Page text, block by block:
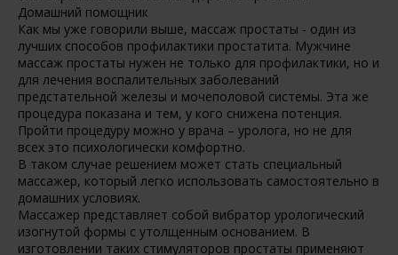
Домашний помощник
Как мы уже говорили выше, массаж простаты - один из
лучших способов профилактики простатита. Мужчине
массаж простаты нужен не только для профилактики, но и
для лечения воспалительных заболеваний
предстательной железы и мочеполовой системы. Эта же
процедура показана и тем, у кого снижена потенция.
Пройти процедуру можно у врача – уролога, но не для
всех это психологически комфортно.
В таком случае решением может стать специальный
массажер, который легко использовать самостоятельно в
домашних условиях.
Массажер представляет собой вибратор урологический
изогнутой формы с утолщенным основанием. В
изготовлении таких стимуляторов простаты применяют